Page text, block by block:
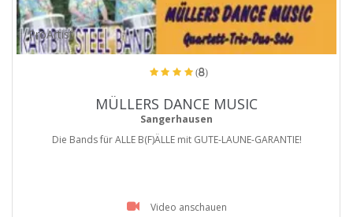
ProArtist
(8)
MÜLLERS DANCE MUSIC
Sangerhausen
Die Bands für ALLE B(F)ÄLLE mit GUTE-LAUNE-GARANTIE!
Video anschauen